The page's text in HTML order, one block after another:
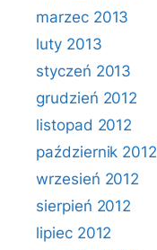
marzec 2013
luty 2013
styczeń 2013
grudzień 2012
listopad 2012
październik 2012
wrzesień 2012
sierpień 2012
lipiec 2012